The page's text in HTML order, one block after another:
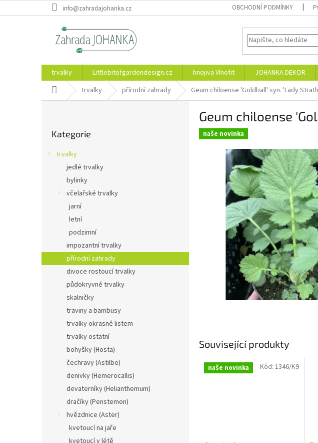
na
info@zahradajohanka.cz OBCHODNÍ PODMÍNKY
trvalky Littlebitofgardendesign.cz hnojiva Vínofit JOHANKA DEKOR
Domů trvalky přírodní zahrady Geum chiloense 'Goldball' syn. 'Lady
l
kategorie
Kategorie
trvalky
jedlé trvalky
bylinky
včelařské trvalky
jarní
letní
podzimní
impozantní trvalky
přírodní zahrady
divoce rostoucí trvalky
půdokryvné trvalky
skalničky
traviny a bambusy
trvalky okrasné listem
trvalky ostatní
bohyšky (Hosta)
čechravy (Astilbe)
denivky (Hemerocallis)
devaterníky (Helianthemum)
dračíky (Penstemon)
hvězdnice (Aster)
kvetoucí na jaře
kvetoucí v létě
Geum chiloense
naše novinka
Související produkty
naše novinka Kód: 1346/K9